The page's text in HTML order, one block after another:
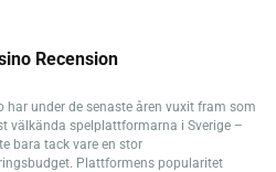
Recension
har under de senaste åren vuxit fram som
välkända spelplattformarna i Sverige –
bara tack vare en stor
Plattformens popularitet